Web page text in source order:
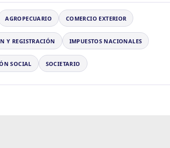
AGROPECUARIO COMERCIO EXTERIOR
Y REGISTRACIÓN IMPUESTOS NACIONALES
SOCIAL SOCIETARIO